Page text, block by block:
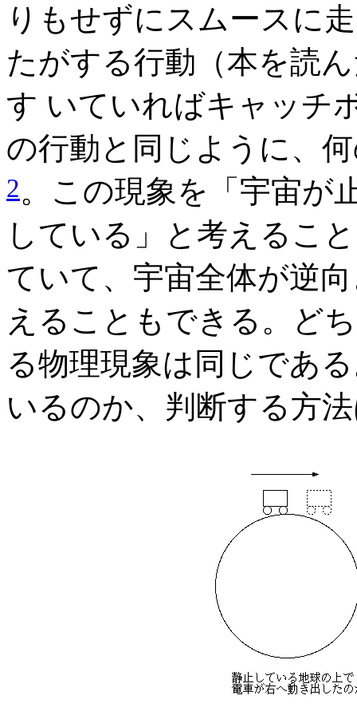
りもせずにスムースに
たがする行動（本を読
す いていればキャッチ
の行動と同じように、
2。この現象を「宇宙が
している」と考えるこ
ていて、宇宙全体が逆
えることもできる。ど
る物理現象は同じであ
いるのか、判断する方